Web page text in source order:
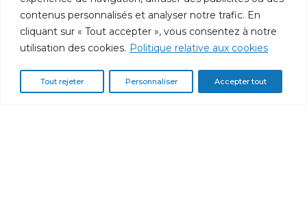
contenus personnalisés et analyser notre trafic. En
cliquant sur « Tout accepter », vous consentez à notre
utilisation des cookies. Politique relative aux cookies
Personnaliser
Tout rejeter Accepter tout
Service client
Suivi de commande
Contactez-nous